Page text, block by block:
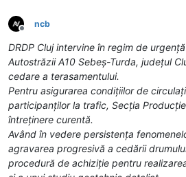
Deconectat
ncb
DRDP Cluj intervine în regim de
Autostrăzii A10 Sebeș-Turda, județul
cedare a terasamentului.
Pentru asigurarea condițiilor de
participanților la trafic, Secția
întreținere curentă.
Având în vedere persistența
agravarea progresivă a cedării
procedură de achiziție pentru